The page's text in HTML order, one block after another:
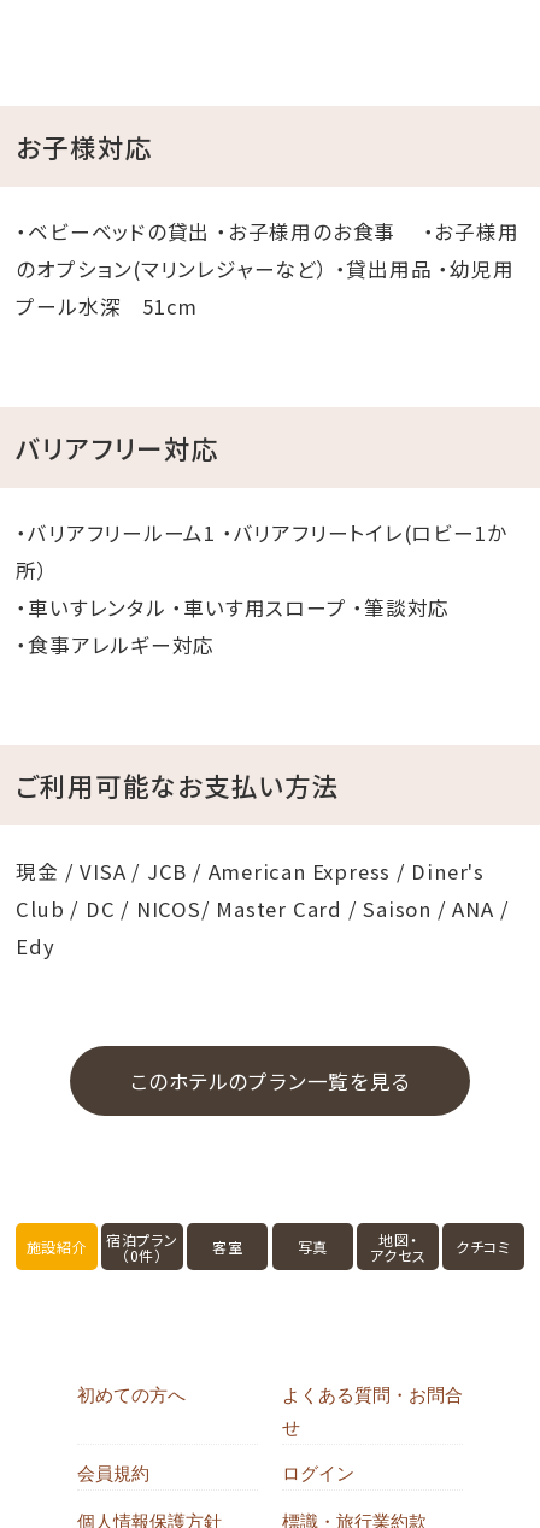
お子様対応
・ベビーベッドの貸出 ・お子様用のお食事 ・お子様用
のオプション(マリンレジャーなど） ・貸出用品 ・幼児用
プール水深 51cm
バリアフリー対応
・バリアフリールーム1 ・バリアフリートイレ(ロビー1か
所）
・車いすレンタル ・車いす用スロープ ・筆談対応
・食事アレルギー対応
ご利用可能なお支払い方法
現金 / VISA / JCB / American Express / Diner's
Club / DC / NICOS/ Master Card / Saison / ANA /
Edy
このホテルのプラン一覧を見る
施設紹介 宿泊プラン
（0件） 客室 写真 地図・
アクセス クチコミ
初めての方へ
よくある質問・お問合
せ
会員規約 ログイン
個人情報保護方針 標識・旅行業約款